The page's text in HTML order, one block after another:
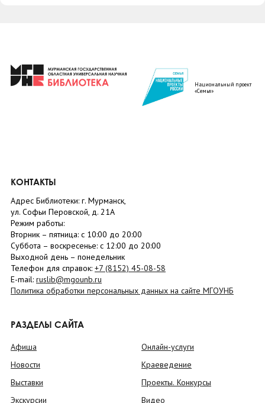
Национальный проект
«Семья»
КОНТАКТЫ
Адрес Библиотеки: г. Мурманск,
ул. Софьи Перовской, д. 21А
Режим работы:
Вторник – пятница: с 10:00 до 20:00
Суббота – воскресенье: c 12:00 до 20:00
Выходной день – понедельник
Телефон для справок: +7 (8152) 45-08-58
E-mail: ruslib@mgounb.ru
Политика обработки персональных данных на сайте МГОУНБ
РАЗДЕЛЫ САЙТА
Афиша
Новости
Выставки
Экскурсии
Онлайн-услуги
Краеведение
Проекты. Конкурсы
Видео